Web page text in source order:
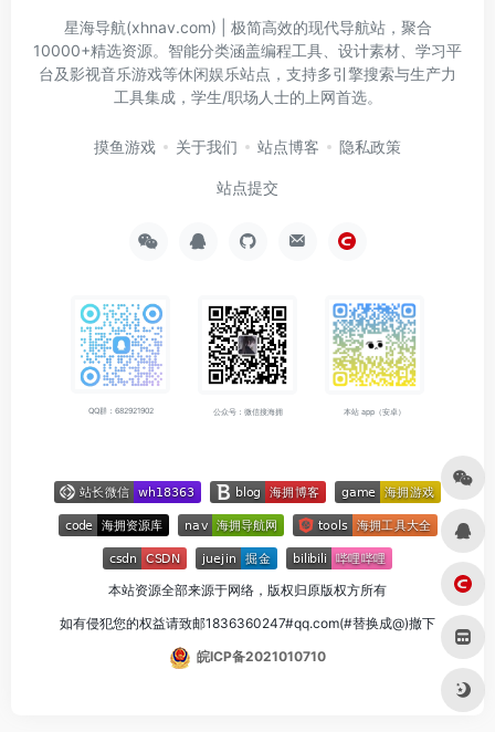
星海导航(xhnav.com) | 极简高效的现代导航站，聚合
10000+精选资源。智能分类涵盖编程工具、设计素材、学习平
台及影视音乐游戏等休闲娱乐站点，支持多引擎搜索与生产力
工具集成，学生/职场人士的上网首选。
摸鱼游戏 关于我们 站点博客 隐私政策
站点提交
QQ群：682921902 公众号：微信搜海拥 本站 app（安卓）
本站资源全部来源于网络，版权归原版权方所有
如有侵犯您的权益请致邮1836360247#qq.com(#替换成@)撤下
皖ICP备2021010710